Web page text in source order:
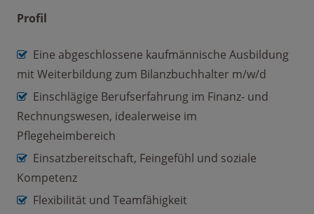
Profil
Eine abgeschlossene kaufmännische Ausbildung
mit Weiterbildung zum Bilanzbuchhalter m/w/d
Einschlägige Berufserfahrung im Finanz- und
Rechnungswesen, idealerweise im
Pflegeheimbereich
Einsatzbereitschaft, Feingefühl und soziale
Kompetenz
Flexibilität und Teamfähigkeit